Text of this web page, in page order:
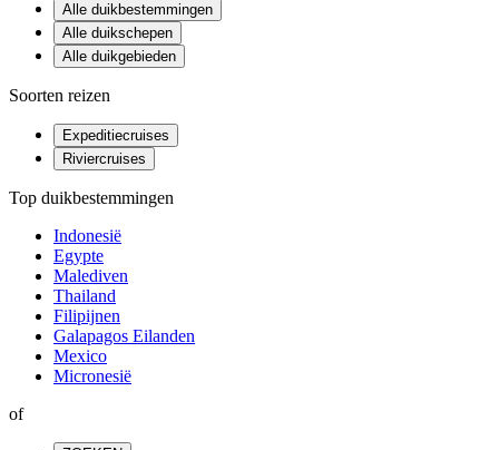
Alle duikbestemmingen
Alle duikschepen
Alle duikgebieden
Soorten reizen
Expeditiecruises
Riviercruises
Top duikbestemmingen
Indonesië
Egypte
Malediven
Thailand
Filipijnen
Galapagos Eilanden
Mexico
Micronesië
of